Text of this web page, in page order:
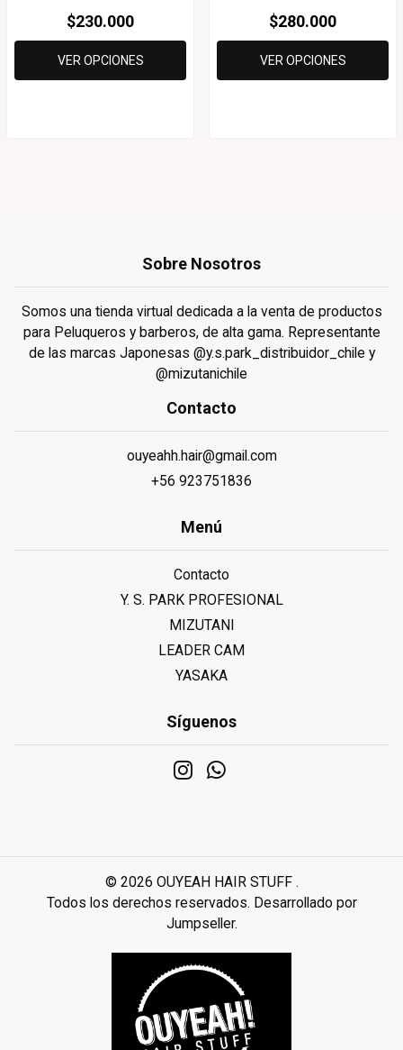
$230.000
VER OPCIONES
$280.000
VER OPCIONES
Sobre Nosotros
Somos una tienda virtual dedicada a la venta de productos
para Peluqueros y barberos, de alta gama. Representante
de las marcas Japonesas @y.s.park_distribuidor_chile y
@mizutanichile
Contacto
ouyeahh.hair@gmail.com
+56 923751836
Menú
Contacto
Y. S. PARK PROFESIONAL
MIZUTANI
LEADER CAM
YASAKA
Síguenos
© 2026 OUYEAH HAIR STUFF .
Todos los derechos reservados. Desarrollado por
Jumpseller.